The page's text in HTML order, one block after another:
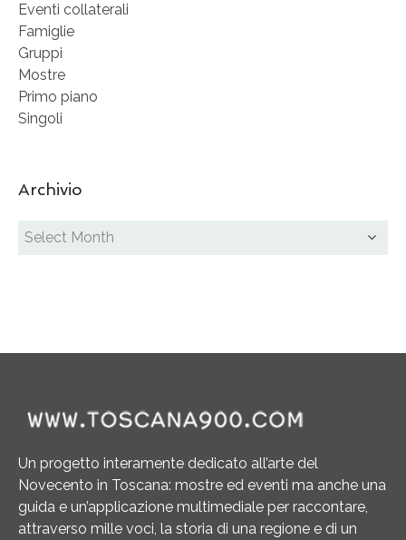
Eventi collaterali
Famiglie
Gruppi
Mostre
Primo piano
Singoli
Archivio
Un progetto interamente dedicato all’arte del
Novecento in Toscana: mostre ed eventi ma anche una
guida e un’applicazione multimediale per raccontare,
attraverso mille voci, la storia di una regione e di un